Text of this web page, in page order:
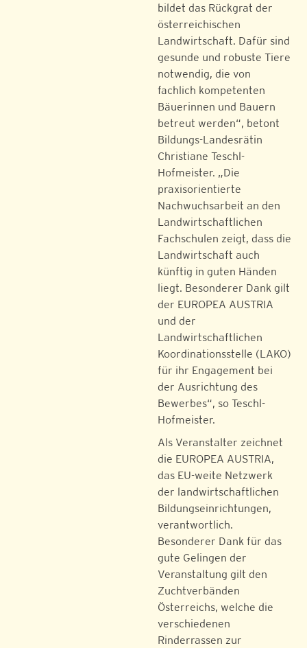
bildet das Rückgrat der
österreichischen
Landwirtschaft. Dafür sind
gesunde und robuste Tiere
notwendig, die von
fachlich kompetenten
Bäuerinnen und Bauern
betreut werden“, betont
Bildungs-Landesrätin
Christiane Teschl-
Hofmeister. „Die
praxisorientierte
Nachwuchsarbeit an den
Landwirtschaftlichen
Fachschulen zeigt, dass die
Landwirtschaft auch
künftig in guten Händen
liegt. Besonderer Dank gilt
der EUROPEA AUSTRIA
und der
Landwirtschaftlichen
Koordinationsstelle (LAKO)
für ihr Engagement bei
der Ausrichtung des
Bewerbes“, so Teschl-
Hofmeister.
Als Veranstalter zeichnet
die EUROPEA AUSTRIA,
das EU-weite Netzwerk
der landwirtschaftlichen
Bildungseinrichtungen,
verantwortlich.
Besonderer Dank für das
gute Gelingen der
Veranstaltung gilt den
Zuchtverbänden
Österreichs, welche die
verschiedenen
Rinderrassen zur